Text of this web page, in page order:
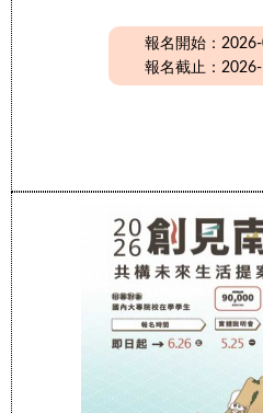
報名開始：
報名截止：